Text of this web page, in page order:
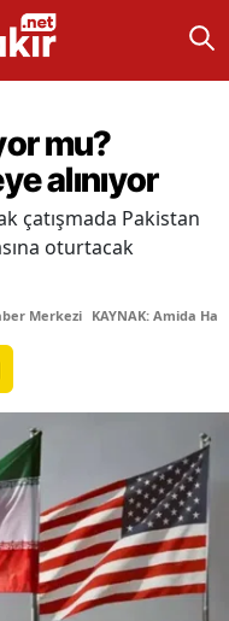
mu?
alınıyor
çatışmada Pakistan
oturtacak
Merkezi KAYNAK: Amida